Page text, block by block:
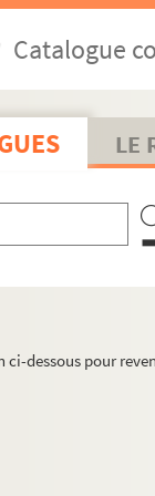
Catalogue
LE
ci-dessous pour